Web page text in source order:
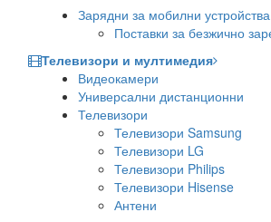
Зарядни за мобилни устройства
Поставки за безжично
Телевизори и мултимедия
Видеокамери
Универсални дистанционни
Телевизори
Телевизори Samsung
Телевизори LG
Телевизори Philips
Телевизори Hisense
Антени